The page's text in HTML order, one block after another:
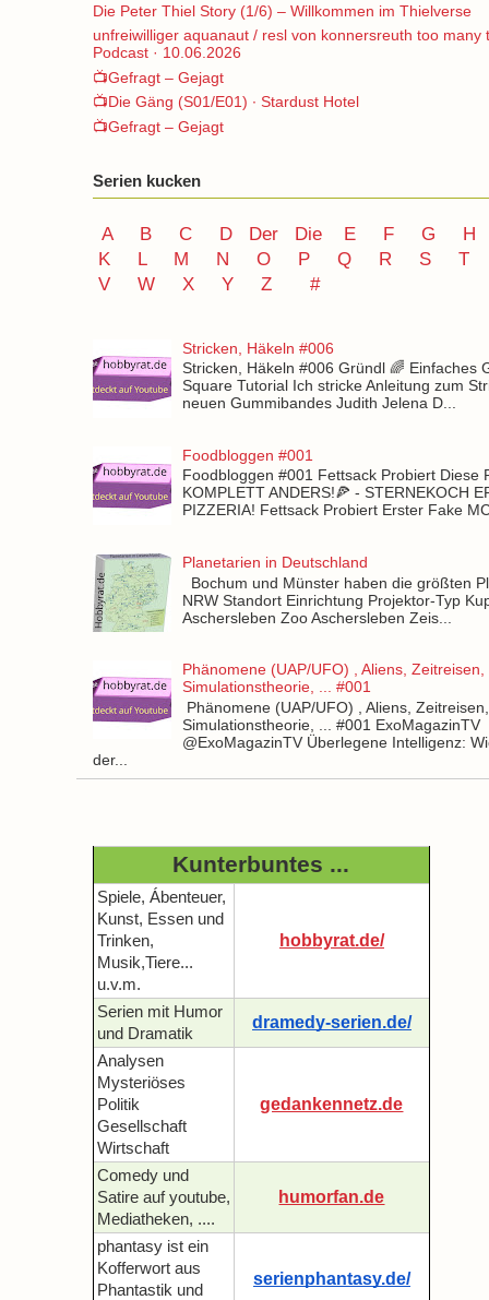
Die Peter Thiel Story (1/6) – Willkommen im Thielverse
unfreiwilliger aquanaut / resl von konnersreuth too many
Podcast · 10.06.2026
📺Gefragt – Gejagt
📺Die Gäng (S01/E01) ∙ Stardust Hotel
📺Gefragt – Gejagt
Serien kucken
A B C D Der Die E F G
H
K
L M N O P Q R S
T
V
W X Y Z #
Stricken, Häkeln #006
Stricken, Häkeln #006 Gründl 🌈 Einfaches
Square Tutorial Ich stricke Anleitung zum
neuen Gummibandes Judith Jelena D...
Foodbloggen #001
Foodbloggen #001 Fettsack Probiert Diese
KOMPLETT ANDERS!🍕 - STERNEKOCH
PIZZERIA! Fettsack Probiert Erster Fake
Planetarien in Deutschland
Bochum und Münster haben die größten
NRW Standort Einrichtung Projektor-Typ
Aschersleben Zoo Aschersleben Zeis...
Phänomene (UAP/UFO) , Aliens, Zeitreisen,
Simulationstheorie, ... #001
Phänomene (UAP/UFO) , Aliens, Zeitreisen,
Simulationstheorie, ... #001 ExoMagazinTV
@ExoMagazinTV Überlegene Intelligenz:
der...
Kunterbuntes ...
Spiele, Ábenteuer,
Kunst, Essen und
Trinken,
Musik,Tiere...
u.v.m.
hobbyrat.de/
Serien mit Humor
und Dramatik
dramedy-serien.de/
Analysen
Mysteriöses
Politik
Gesellschaft
Wirtschaft
gedankennetz.de
Comedy und
Satire auf youtube,
Mediatheken, ....
humorfan.de
phantasy ist ein
Kofferwort aus
Phantastik und
serienphantasy.de/